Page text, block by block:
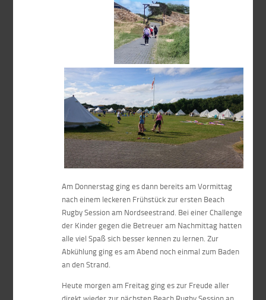
Am Donnerstag ging es dann bereits am Vormittag
nach einem leckeren Frühstück zur ersten Beach
Rugby Session am Nordseestrand. Bei einer Challenge
der Kinder gegen die Betreuer am Nachmittag hatten
alle viel Spaß sich besser kennen zu lernen. Zur
Abkühlung ging es am Abend noch einmal zum Baden
an den Strand.
Heute morgen am Freitag ging es zur Freude aller